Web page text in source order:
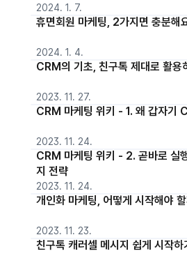
2024. 1. 7.
휴면회원 마케팅, 2가지면 충분해
2024. 1. 4.
CRM의 기초, 친구톡 제대로 활용
2023. 11. 27.
CRM 마케팅 위키 - 1. 왜 갑자기
2023. 11. 24.
CRM 마케팅 위키 - 2. 곧바로 실
지 전략
2023. 11. 24.
개인화 마케팅, 어떻게 시작해야
2023. 11. 23.
친구톡 캐러셀 메시지 쉽게 시작하